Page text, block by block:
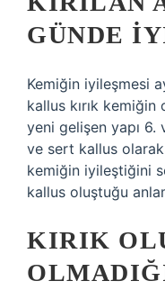
GÜNDE
Kemiğin iyileşmesi
kallus kırık kemiğin
yeni gelişen yapı 6.
ve sert kallus olarak
kemiğin iyileştiğini
kallus oluştuğu
KIRIK